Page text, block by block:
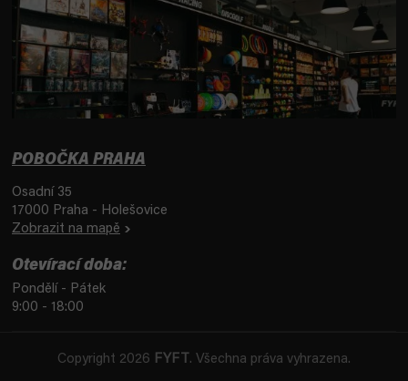
POBOČKA PRAHA
Osadní 35
17000 Praha - Holešovice
Zobrazit na mapě
Otevírací doba:
Pondělí - Pátek
9:00 - 18:00
Copyright 2026 FYFT . Všechna práva vyhrazena.